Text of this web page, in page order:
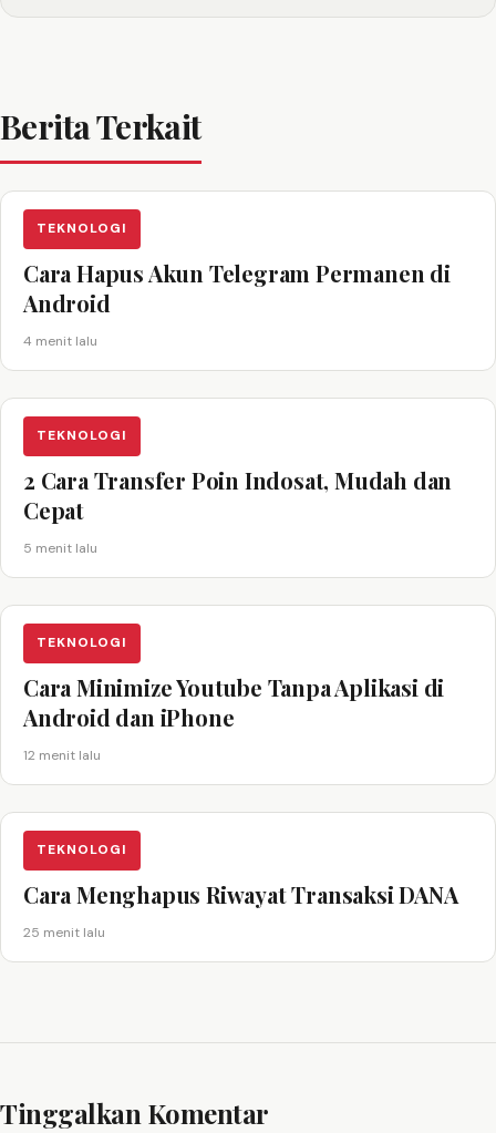
Berita Terkait
TEKNOLOGI
Cara Hapus Akun Telegram Permanen di
Android
4 menit lalu
TEKNOLOGI
2 Cara Transfer Poin Indosat, Mudah dan
Cepat
5 menit lalu
TEKNOLOGI
Cara Minimize Youtube Tanpa Aplikasi di
Android dan iPhone
12 menit lalu
TEKNOLOGI
Cara Menghapus Riwayat Transaksi DANA
25 menit lalu
Tinggalkan Komentar